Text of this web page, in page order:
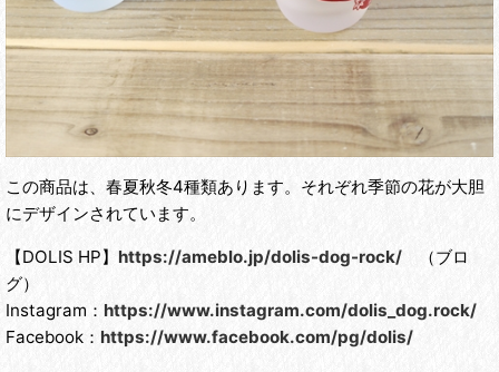
この商品は、春夏秋冬4種類あります。それぞれ季節の花が大胆
にデザインされています。
【DOLIS HP】 https://ameblo.jp/dolis-dog-rock/
（ブロ
グ）
Instagram： https://www.instagram.com/dolis_dog.rock/
Facebook： https://www.facebook.com/pg/dolis/